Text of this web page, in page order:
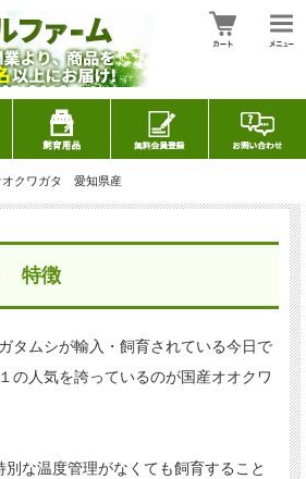
オクワガタ 愛知県産
特徴
タムシが輸入・飼育されている今日で
の人気を誇っているのが国産オオクワ
な温度管理がなくても飼育すること